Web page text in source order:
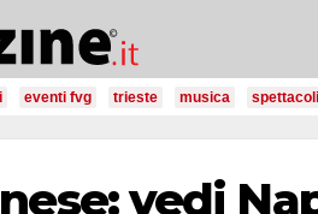
eventi fvg trieste musica spettacoli
vedi